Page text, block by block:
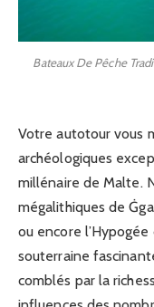
Bateaux De Pêche
Votre autotour vous
archéologiques
millénaire de Malte.
mégalithiques de
ou encore
souterraine
comblés par la